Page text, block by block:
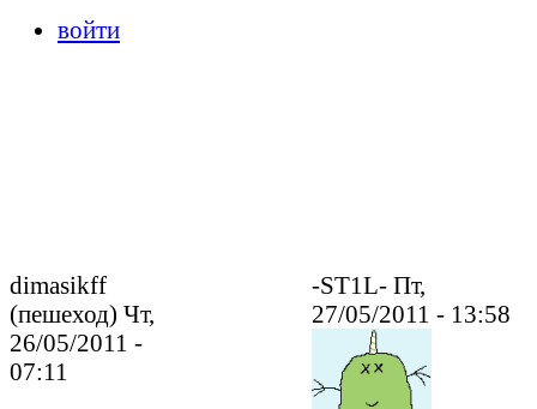
войти
dimasikff
(пешеход) Чт,
26/05/2011 -
07:11
-ST1L- Пт,
27/05/2011 - 13:58